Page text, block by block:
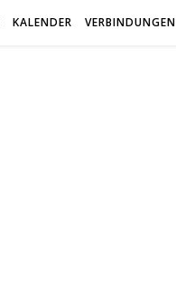
KALENDER VERBINDUNGEN